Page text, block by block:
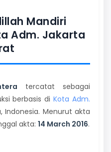
Mandiri
Adm. Jakarta
tercatat sebagai
berbasis diKota Adm.
Indonesia. Menurut akta
akta: 14 March 2016.